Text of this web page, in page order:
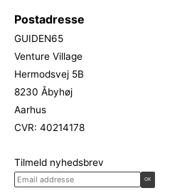
Postadresse
GUIDEN65
Venture Village
Hermodsvej 5B
8230 Åbyhøj
Aarhus
CVR: 40214178
Tilmeld nyhedsbrev